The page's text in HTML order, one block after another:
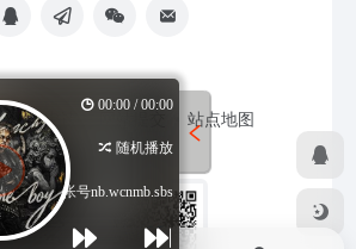
友链申请 站点地图
00:00 / 00:00
随机播放
低价海外帐号nb.wcnmb.sbs